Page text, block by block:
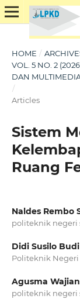
HOME /
VOL. 5 NO. 2
DAN
/
Articles
Sistem
Ruang
Naldes Rembo
politeknik negeri
Didi Susilo
Politeknik
Agusma
politeknik negeri